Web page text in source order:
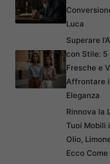
Luca
Superare
con Stile: 5
Fresche e
Affrontare
Eleganza
Rinnova la
Tuoi Mobili
Olio,
Ecco Come